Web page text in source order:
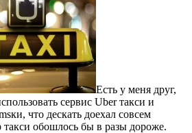
Есть у меня друг,
сервис Uber такси и
что дескать доехал совсем
такси обошлось бы в разы дороже.